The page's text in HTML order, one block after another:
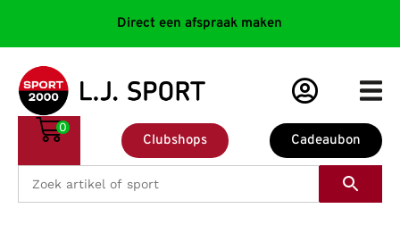
Direct een afspraak maken
Cadeaubon
Clubshops
0